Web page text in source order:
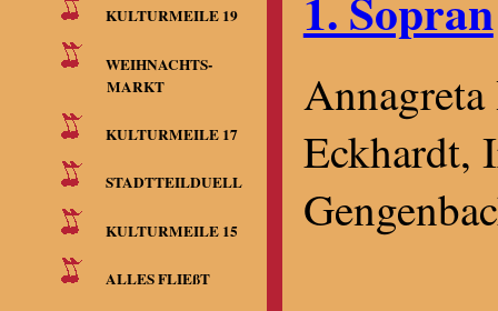
KULTURMEILE 19
WEIHNACHTS-
MARKT
KULTURMEILE 17
STADTTEILDUELL
KULTURMEILE 15
ALLES FLIEßT
Eckhardt,